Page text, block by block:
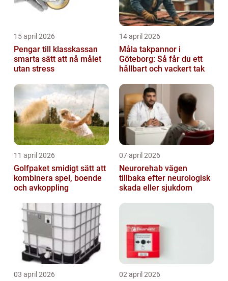
15 april 2026
Pengar till klasskassan
smarta sätt att nå målet
utan stress
14 april 2026
Måla takpannor i
Göteborg: Så får du ett
hållbart och vackert tak
11 april 2026
Golfpaket smidigt sätt att
kombinera spel, boende
och avkoppling
07 april 2026
Neurorehab vägen
tillbaka efter neurologisk
skada eller sjukdom
03 april 2026 02 april 2026